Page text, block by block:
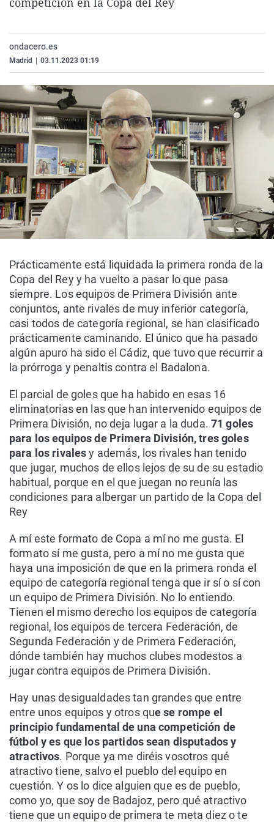
Gente viajera
Retornados
Operación Viuda
Galicia
Navarra
País Vasco
Televisión
ondacero.es
Madrid 03.11.2023 01:19
Prácticamente está liquidada la primera ronda de la
Copa del Rey y ha vuelto a pasar lo que pasa
siempre. Los equipos de Primera División ante
conjuntos, ante rivales de muy inferior categoría,
casi todos de categoría regional, se han clasificado
prácticamente caminando. El único que ha pasado
algún apuro ha sido el Cádiz, que tuvo que recurrir a
la prórroga y penaltis contra el Badalona.
El parcial de goles que ha habido en esas 16
eliminatorias en las que han intervenido equipos de
Primera División, no deja lugar a la duda.71 goles
para los equipos de Primera División, tres goles
para los rivalesy además, los rivales han tenido
que jugar, muchos de ellos lejos de su de su estadio
habitual, porque en el que juegan no reunía las
condiciones para albergar un partido de la Copa del
Rey
A mí este formato de Copa a mí no me gusta. El
formato sí me gusta, pero a mí no me gusta que
haya una imposición de que en la primera ronda el
equipo de categoría regional tenga que ir sí o sí con
un equipo de Primera División. No lo entiendo.
Tienen el mismo derecho los equipos de categoría
regional, los equipos de tercera Federación, de
Segunda Federación y de Primera Federación,
dónde también hay muchos clubes modestos a
jugar contra equipos de Primera División.
Hay unas desigualdades tan grandes que entre
entre unos equipos y otros que se rompe el
principio fundamental de una competición de
fútbol y es que los partidos sean disputados y
atractivos. Porque ya me diréis vosotros qué
atractivo tiene, salvo el pueblo del equipo en
cuestión. Y os lo dice alguien que es de pueblo,
como yo, que soy de Badajoz, pero qué atractivo
tiene que un equipo de primera te meta diez o te